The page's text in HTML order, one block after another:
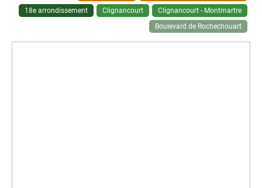
18e arrondissement
Clignancourt
Clignancourt - Montmartre
Boulevard de Rochechouart